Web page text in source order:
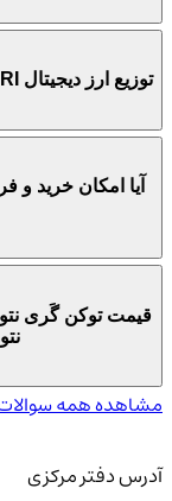
توزیع ارز دیجیتال GARI به چه صورت است؟
مشاهده همه سوالات
آدرس دفتر مرکزی